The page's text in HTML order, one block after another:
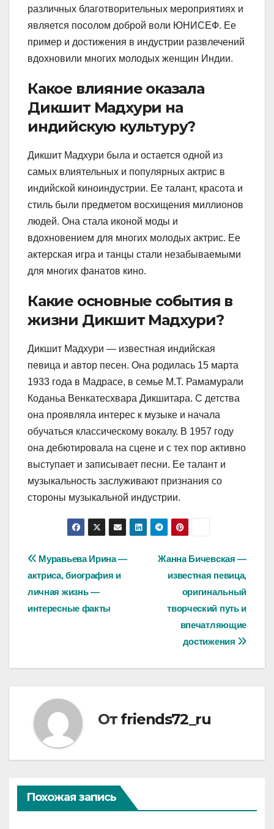
различных благотворительных мероприятиях и
является посолом доброй воли ЮНИСЕФ. Ее
пример и достижения в индустрии развлечений
вдохновили многих молодых женщин Индии.
Какое влияние оказала
Дикшит Мадхури на
индийскую культуру?
Дикшит Мадхури была и остается одной из
самых влиятельных и популярных актрис в
индийской киноиндустрии. Ее талант, красота и
стиль были предметом восхищения миллионов
людей. Она стала иконой моды и
вдохновением для многих молодых актрис. Ее
актерская игра и танцы стали незабываемыми
для многих фанатов кино.
Какие основные события в
жизни Дикшит Мадхури?
Дикшит Мадхури — известная индийская
певица и автор песен. Она родилась 15 марта
1933 года в Мадрасе, в семье М.Т. Рамамурали
Коданьа Венкатесхвара Дикшитара. С детства
она проявляла интерес к музыке и начала
обучаться классическому вокалу. В 1957 году
она дебютировала на сцене и с тех пор активно
выступает и записывает песни. Ее талант и
музыкальность заслуживают признания со
стороны музыкальной индустрии.
Навигация
по
записям
Жанна Бичевская —
известная певица,
оригинальный
творческий путь и
впечатляющие
достижения
Муравьева Ирина —
актриса, биография и
личная жизнь —
интересные факты
От friends72_ru
Похожая запись